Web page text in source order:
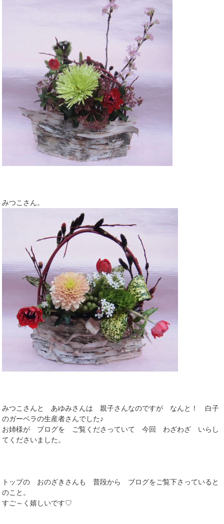
みつこさん。
みつこさんと あゆみさんは 親子さんなのですが なんと！ 白子
のガーベラの生産者さんでした♪
お姉様が ブログを ご覧くださっていて 今回 わざわざ いらし
てくださいました。
トップの おのざきさんも 普段から ブログをご覧下さっていると
のこと。
すご～く嬉しいです♡